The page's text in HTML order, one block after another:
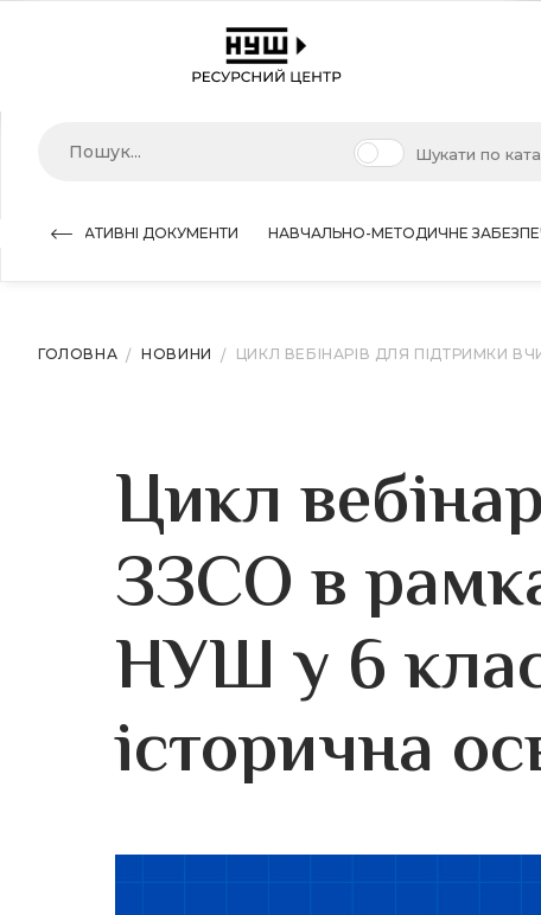
Шукати по
НОРМАТИВНІ ДОКУМЕНТИ НАВЧАЛЬНО-МЕТОДИЧНЕ
ГОЛОВНА НОВИНИ ЦИКЛ ВЕБІНАРІВ ДЛЯ ПІДТРИМКИ
Цикл
ЗЗСО в
НУШ у 6
історична